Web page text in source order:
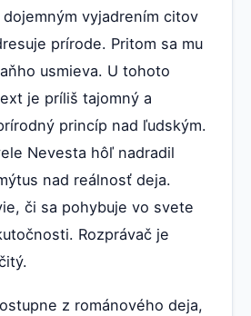
vyjadrením citov
prírode. Pritom sa mu
usmieva. U tohoto
je príliš tajomný a
princíp nad ľudským.
Nevesta hôľ nadradil
nad reálnosť deja.
či sa pohybuje vo svete
Rozprávač je
z románového deja,